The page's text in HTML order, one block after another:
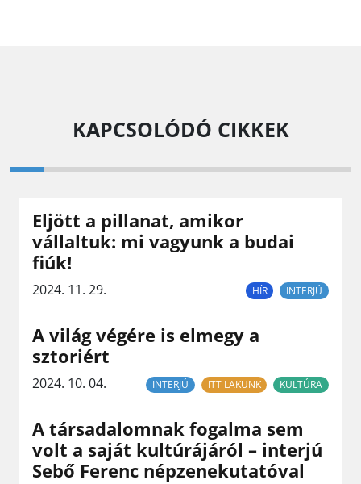
KAPCSOLÓDÓ CIKKEK
Eljött a pillanat, amikor
vállaltuk: mi vagyunk a budai
fiúk!
2024. 11. 29. HÍR INTERJÚ
A világ végére is elmegy a
sztoriért
2024. 10. 04. INTERJÚ ITT LAKUNK KULTÚRA
A társadalomnak fogalma sem
volt a saját kultúrájáról – interjú
Sebő Ferenc népzenekutatóval